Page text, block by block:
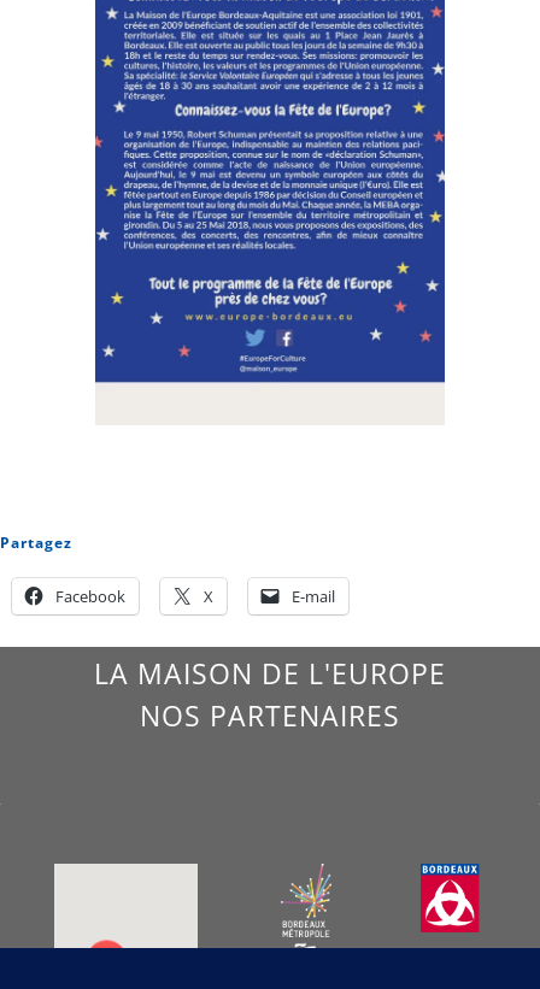
Partagez
Facebook X E-mail
LA MAISON DE L'EUROPE
NOS PARTENAIRES